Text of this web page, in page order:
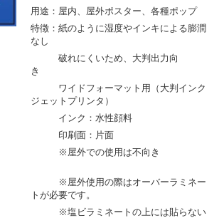
用途：屋内、屋外ポスター、各種ポップ
特徴：紙のように湿度やインキによる膨潤
なし
破れにくいため、大判出力向
き
ワイドフォーマット用（大判インク
ジェットプリンタ）
インク：水性顔料
印刷面：片面
※屋外での使用は不向き
※屋外使用の際はオーバーラミネー
トが必要です。
※塩ビラミネートの上には貼らない